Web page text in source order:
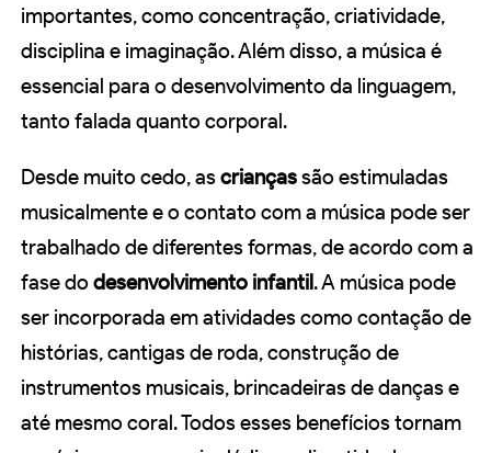
importantes, como concentração, criatividade,
disciplina e imaginação. Além disso, a música é
essencial para o desenvolvimento da linguagem,
tanto falada quanto corporal.
Desde muito cedo, ascriançassão estimuladas
musicalmente e o contato com a música pode ser
trabalhado de diferentes formas, de acordo com a
fase do desenvolvimento infantil. A música pode
ser incorporada em atividades como contação de
histórias, cantigas de roda, construção de
instrumentos musicais, brincadeiras de danças e
até mesmo coral. Todos esses benefícios tornam